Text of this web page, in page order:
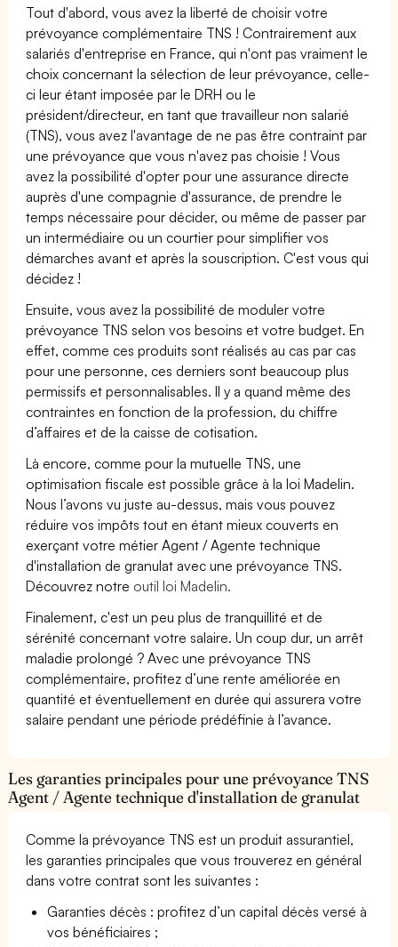
Tout d'abord, vous avez la liberté de choisir votre
prévoyance complémentaire TNS ! Contrairement aux
salariés d'entreprise en France, qui n'ont pas vraiment le
choix concernant la sélection de leur prévoyance, celle-
ci leur étant imposée par le DRH ou le
président/directeur, en tant que travailleur non salarié
(TNS), vous avez l'avantage de ne pas être contraint par
une prévoyance que vous n'avez pas choisie ! Vous
avez la possibilité d'opter pour une assurance directe
auprès d'une compagnie d'assurance, de prendre le
temps nécessaire pour décider, ou même de passer par
un intermédiaire ou un courtier pour simplifier vos
démarches avant et après la souscription. C'est vous qui
décidez !
Ensuite, vous avez la possibilité de moduler votre
prévoyance TNS selon vos besoins et votre budget. En
effet, comme ces produits sont réalisés au cas par cas
pour une personne, ces derniers sont beaucoup plus
permissifs et personnalisables. Il y a quand même des
contraintes en fonction de la profession, du chiffre
d’affaires et de la caisse de cotisation.
Là encore, comme pour la mutuelle TNS, une
optimisation fiscale est possible grâce à la loi Madelin.
Nous l’avons vu juste au-dessus, mais vous pouvez
réduire vos impôts tout en étant mieux couverts en
exerçant votre métier Agent / Agente technique
d'installation de granulat avec une prévoyance TNS.
Découvrez notre outil loi Madelin.
Finalement, c'est un peu plus de tranquillité et de
sérénité concernant votre salaire. Un coup dur, un arrêt
maladie prolongé ? Avec une prévoyance TNS
complémentaire, profitez d’une rente améliorée en
quantité et éventuellement en durée qui assurera votre
salaire pendant une période prédéfinie à l’avance.
Les garanties principales pour une prévoyance TNS
Agent / Agente technique d'installation de granulat
Comme la prévoyance TNS est un produit assurantiel,
les garanties principales que vous trouverez en général
dans votre contrat sont les suivantes :
Garanties décès : profitez d’un capital décès versé à
vos bénéficiaires ;